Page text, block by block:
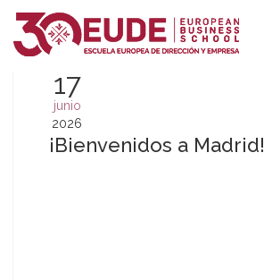
17
junio
2026
¡Bienvenidos a Madrid!